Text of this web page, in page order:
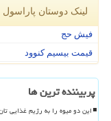
لینک دوستان پاراسول
فیش حج
قیمت بیسیم کنوود
پربیننده ترین ها
این دو میوه را به رژیم غذایی